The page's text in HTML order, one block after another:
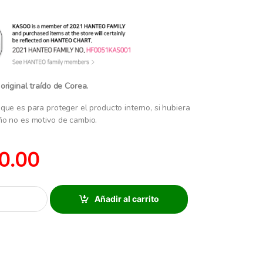
traído de Corea.
es para proteger el producto interno, si hubiera
no es motivo de cambio.
Añadir al carrito